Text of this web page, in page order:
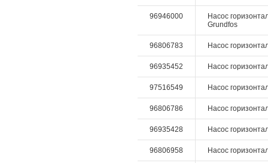
96946000
Насос
Grundfos
96806783 Насос
96935452 Насос
97516549 Насос
96806786 Насос
96935428 Насос
96806958 Насос